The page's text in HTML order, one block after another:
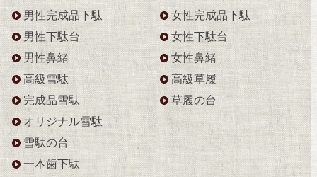
男性完成品下駄
男性下駄台
男性鼻緒
高級雪駄
完成品雪駄
オリジナル雪駄
雪駄の台
女性完成品下駄
女性下駄台
女性鼻緒
高級草履
草履の台
一本歯下駄